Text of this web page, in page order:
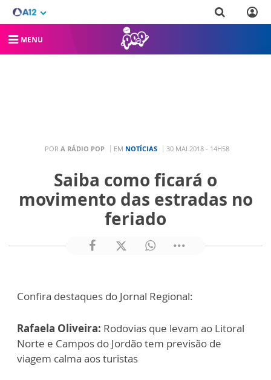
MENU
POR A RÁDIO POP EM NOTÍCIAS 30 MAI 2018 - 14H58
Saiba como ficará o
movimento das estradas no
feriado
Confira destaques do Jornal Regional:
Rafaela Oliveira: Rodovias que levam ao Litoral
Norte e Campos do Jordão tem previsão de
viagem calma aos turistas